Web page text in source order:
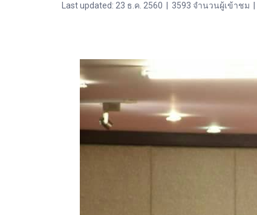
Last updated: 23 ธ.ค. 2560 3593 จำนวนผู้เข้าชม